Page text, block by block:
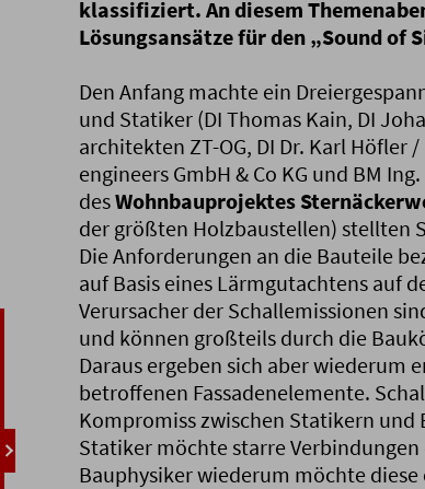
klassifiziert. An diesem
Lösungsansätze für den „Sound of
Den Anfang machte ein
und Statiker (DI Thomas Kain, DI
architekten ZT-OG, DI Dr. Karl
engineers GmbH & Co KG und BM
desWohnbauprojektes
der größten Holzbaustellen) stellten
Die Anforderungen an die Bauteile
auf Basis eines Lärmgutachtens auf
Verursacher der Schallemissionen
und können großteils durch die
Daraus ergeben sich aber wiederum
betroffenen Fassadenelemente.
Kompromiss zwischen Statikern und
Statiker möchte starre
Bauphysiker wiederum möchte